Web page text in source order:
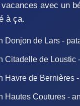
avec un
à ça.
Donjon de Lars -
Citadelle de Loustic
Havre de Bernières
Hautes Coutures -